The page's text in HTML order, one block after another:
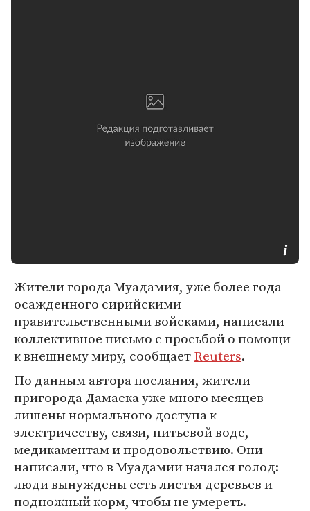
Жители города Муадамия, уже более года
осажденного сирийскими
правительственными войсками, написали
коллективное письмо с просьбой о помощи
к внешнему миру, сообщаетReuters.
По данным автора послания, жители
пригорода Дамаска уже много месяцев
лишены нормального доступа к
электричеству, связи, питьевой воде,
медикаментам и продовольствию. Они
написали, что в Муадамии начался голод:
люди вынуждены есть листья деревьев и
подножный корм, чтобы не умереть.